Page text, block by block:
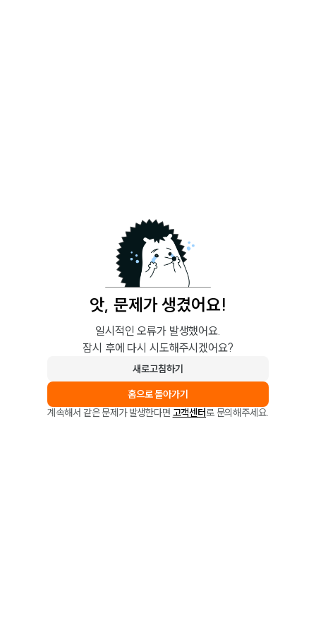
앗, 문제가 생겼어요!
일시적인 오류가 발생했어요.
잠시 후에 다시 시도해주시겠어요?
새로고침하기
홈으로 돌아가기
계속해서 같은 문제가 발생한다면 고객센터로 문의해주세요.